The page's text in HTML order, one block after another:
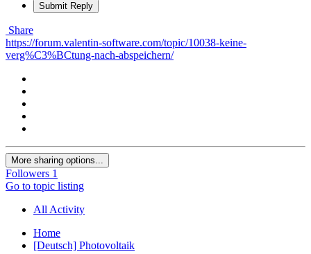
Submit Reply
Share
https://forum.valentin-software.com/topic/10038-keine-
verg%C3%BCtung-nach-abspeichern/
More sharing options...
Followers 1
Go to topic listing
All Activity
Home
[Deutsch] Photovoltaik